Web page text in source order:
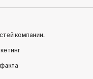
компании.